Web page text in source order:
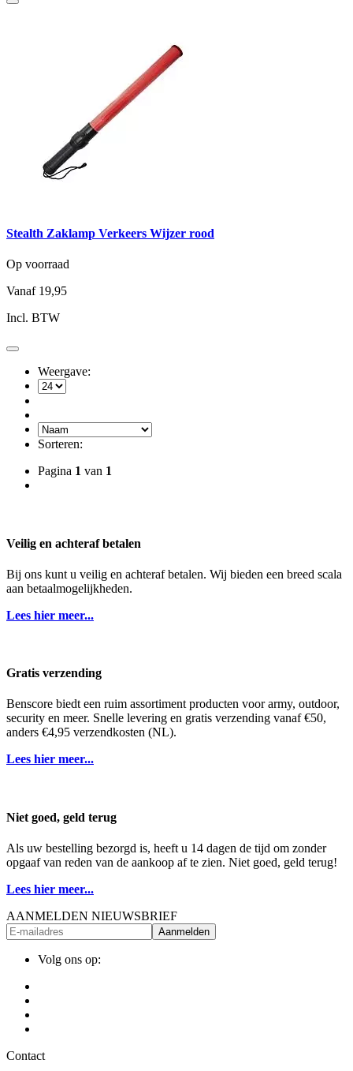
Stealth Zaklamp Verkeers Wijzer rood
Op voorraad
Vanaf 19,95
Incl. BTW
Weergave:
Sorteren:
Pagina 1 van 1
Veilig en achteraf betalen
Bij ons kunt u veilig en achteraf betalen. Wij bieden een breed scala
aan betaalmogelijkheden.
Lees hier meer...
Gratis verzending
Benscore biedt een ruim assortiment producten voor army, outdoor,
security en meer. Snelle levering en gratis verzending vanaf €50,
anders €4,95 verzendkosten (NL).
Lees hier meer...
Niet goed, geld terug
Als uw bestelling bezorgd is, heeft u 14 dagen de tijd om zonder
opgaaf van reden van de aankoop af te zien. Niet goed, geld terug!
Lees hier meer...
AANMELDEN NIEUWSBRIEF
Aanmelden
Volg ons op:
Contact